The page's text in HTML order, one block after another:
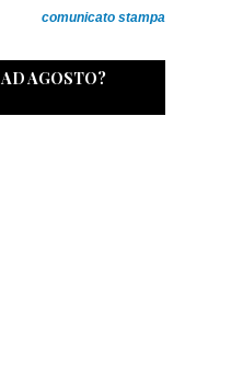
comunicato stampa
AGOSTO?